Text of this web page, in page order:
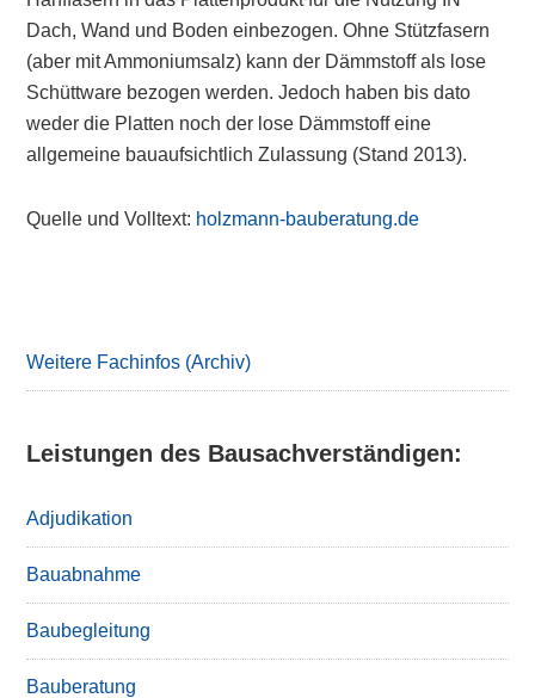
Dach, Wand und Boden einbezogen. Ohne Stützfasern
(aber mit Ammoniumsalz) kann der Dämmstoff als lose
Schüttware bezogen werden. Jedoch haben bis dato
weder die Platten noch der lose Dämmstoff eine
allgemeine bauaufsichtlich Zulassung (Stand 2013).
Quelle und Volltext: holzmann-bauberatung.de
Weitere Fachinfos (Archiv)
Leistungen des Bausachverständigen:
Adjudikation
Bauabnahme
Baubegleitung
Bauberatung